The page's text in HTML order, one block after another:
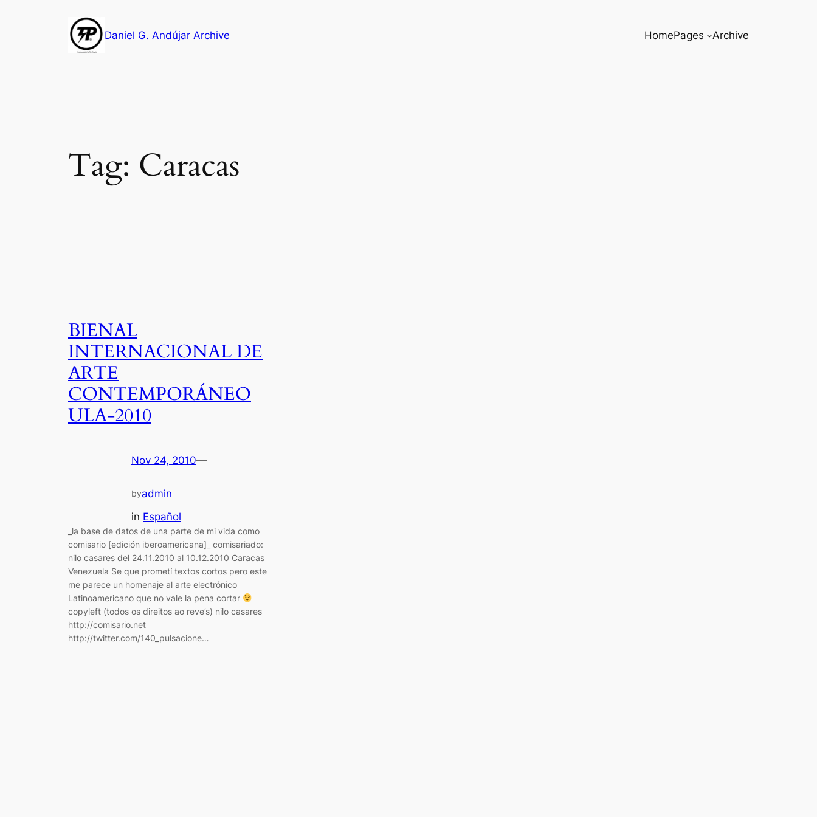
Daniel G. Andújar Archive HomePages Archive
Tag: Caracas
BIENAL
INTERNACIONAL DE
ARTE
CONTEMPORÁNEO
ULA-2010
Nov 24, 2010—
byadmin
in Español
_la base de datos de una parte de mi vida como
comisario [edición iberoamericana]_ comisariado:
nilo casares del 24.11.2010 al 10.12.2010 Caracas
Venezuela Se que prometí textos cortos pero este
me parece un homenaje al arte electrónico
Latinoamericano que no vale la pena cortar
copyleft (todos os direitos ao reve’s) nilo casares
http://comisario.net
http://twitter.com/140_pulsacione…